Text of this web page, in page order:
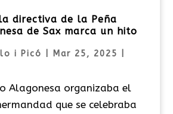
directiva de la Peña
de Sax marca un hito
i Picó Mar 25, 2025
Alagonesa organizaba el
que se celebraba